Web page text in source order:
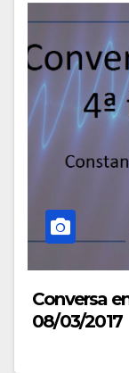
Conversa
08/03/2017